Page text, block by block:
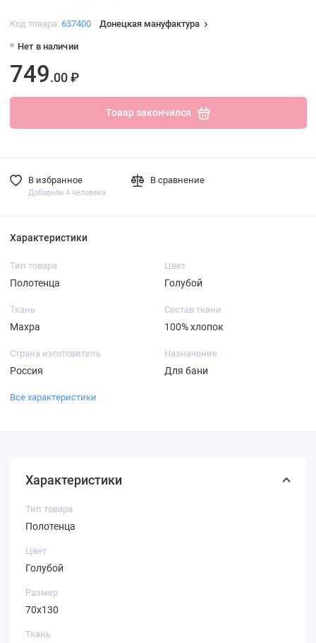
Код товара: 637400 Донецкая мануфактура
Нет в наличии
749.00 ₽
Товар закончился
В избранное
Добавили 4 человека
В сравнение
Характеристики
Тип товара
Полотенца
Цвет
Голубой
Ткань
Махра
Состав ткани
100% хлопок
Страна изготовитель
Россия
Назначение
Для бани
Все характеристики
Характеристики
Тип товара
Полотенца
Цвет
Голубой
Размер
70х130
Ткань